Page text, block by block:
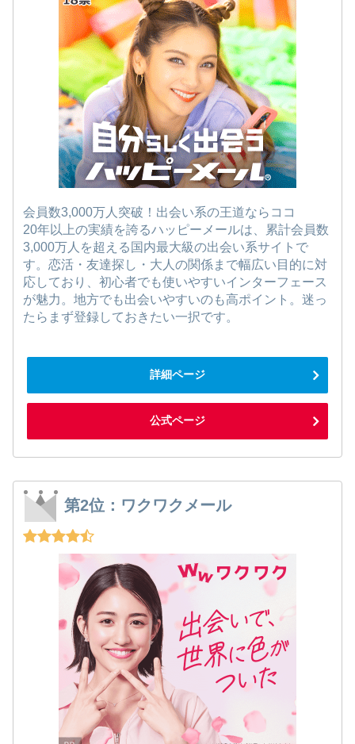
会員数3,000万人突破！出会い系の王道ならココ
20年以上の実績を誇るハッピーメールは、累計会員数
3,000万人を超える国内最大級の出会い系サイトで
す。恋活・友達探し・大人の関係まで幅広い目的に対
応しており、初心者でも使いやすいインターフェース
が魅力。地方でも出会いやすいのも高ポイント。迷っ
たらまず登録しておきたい一択です。
詳細ページ
公式ページ
第2位：ワクワクメール